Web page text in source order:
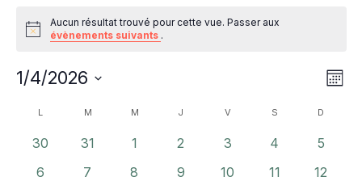
Notice
Aucun résultat trouvé pour cette vue. Passer aux
évènements suivants .
de
Mois
1/4/2026
date.
Calendrier
de
Évènements
L M M MERCREDI
J V VENDREDIS D
0
30
0
31
0
1
0
2
0
3
0
4
0
5
0
6
0
7
0
8
0
9
0
10
0
11
0
12